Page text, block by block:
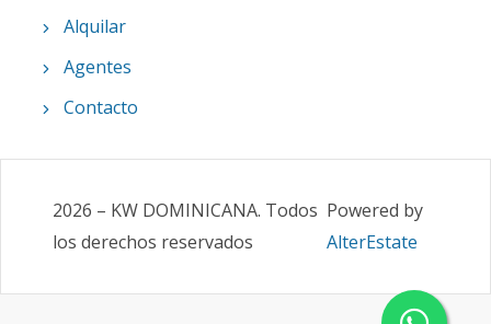
Alquilar
Agentes
Contacto
2026 – KW DOMINICANA. Todos
los derechos reservados
Powered by
AlterEstate